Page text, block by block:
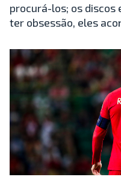
procurá-los; os discos
ter obsessão, eles